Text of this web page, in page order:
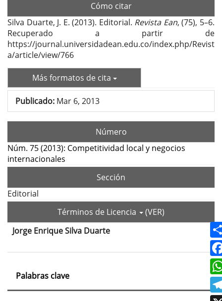
Cómo citar
Silva Duarte, J. E. (2013). Editorial. Revista Ean, (75), 5–6.
Recuperado a partir de
https://journal.universidadean.edu.co/index.php/Revist
a/article/view/766
Más formatos de cita
Publicado: Mar 6, 2013
Número
Núm. 75 (2013): Competitividad local y negocios
internacionales
Sección
Editorial
Términos de Licencia
(VER)
Contenido
principal
del
artículo
Jorge Enrique Silva Duarte
Palabras clave